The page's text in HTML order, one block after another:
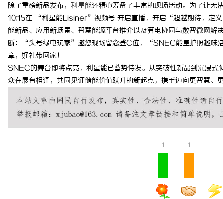
除了重磅新品发布， 利星能还精心筹备了丰富的现场活动。为了让无
10:15在 “利星能Lisiner”视频号 开启直播，开启“超越期待，定
能新品、应用新场景、智慧能源平台推介以及算电协同与数智微网解
断：“头号绿电玩家”邀您现场留念登C位，“SNEC能量护照趣味
章，好礼带回家！
SNEC的舞台即将点亮，利星能已蓄势待发。从突破性新品到沉浸
众在展台相逢，共同见证储能价值跃升的新起点，携手迈向更智慧、
1 1
面解析2828电影网：影视资源的丰富宝库 在线影院的崛起与未来